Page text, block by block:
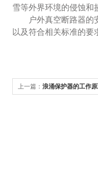
雪等外界环境的侵蚀和
户外真空断路器的安
以及符合相关标准的
上一篇： 浪涌保护器的工作